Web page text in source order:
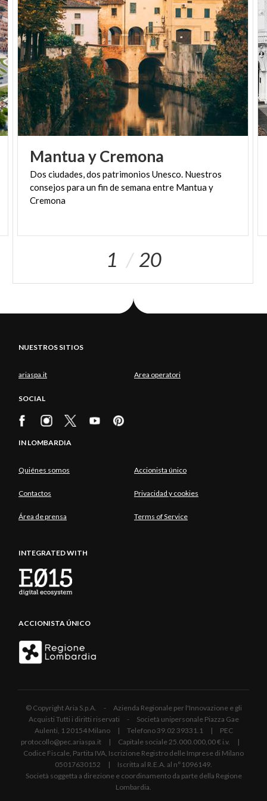
MantuayCremona
Dos ciudades, dos patrimonios Unesco. Nuestros
consejos para un fin de semana entre Mantua y
Cremona
1 20
NUESTROS SITIOS
ariaspa.it Area operatori
SOCIAL
IN LOMBARDIA
Quiénes somos Accionista único
Contactos Privacidad y cookies
Área de prensa Terms of Service
INTEGRATED WITH
ACCIONISTA ÚNICO
© Copyright Aria S.p.A. - Azienda Regionale per l'Innovazione e gli
Acquisti Tutti i diritti riservati - Società unipersonale Piazza Gae
Aulenti, 1 20154 Milano | Telefono 39.02 39331.1 | PEC
protocollo@pec.ariaspa.it | Capitale sociale 25.000.000,00 € i.v. |
Codice Fiscale, Partita IVA, Iscrizione Registro delle Imprese di Milano
05017630152 | Iscritta al R.E.A. al n°1096149.
Società soggetta a direzione e coordinamento da parte della Regione
Lombardia.